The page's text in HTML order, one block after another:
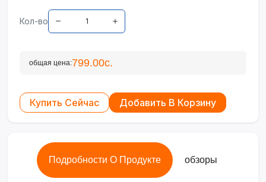
Кол-во
общая цена:799.00с.
Купить Сейчас Добавить В Корзину
Подробности О Продукте обзоры